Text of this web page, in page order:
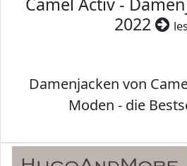
2022
Damenjacken von
Moden - die